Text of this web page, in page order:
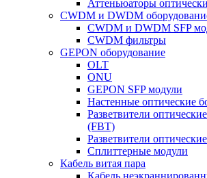
Аттеньюаторы
CWDM и DWDM
CWDM и DWDM SFP
CWDM фильтры
GEPON оборудование
OLT
ONU
GEPON SFP модули
Настенные оптические
Разветвители
(FBT)
Разветвители
Сплиттерные модули
Кабель витая пара
Кабель